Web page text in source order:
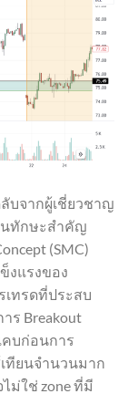
ลับจากผู้เชี่ยวชาญ
นทักษะสำคัญ
(SMC)
งแรงของ
เทรดที่ประสบ
ร Breakout
บก่อนการ
ทียนจำนวนมาก
ม่ใช่ zone ที่มี